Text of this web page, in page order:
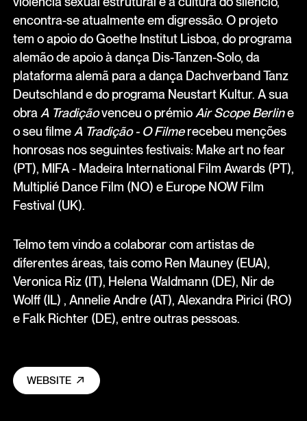
encontra-se atualmente em digressão. O projeto
tem o apoio do Goethe Institut Lisboa, do programa
alemão de apoio à dança Dis-Tanzen-Solo, da
plataforma alemã para a dança Dachverband Tanz
Deutschland e do programa Neustart Kultur. A sua
obra A Tradiçãovenceu o prémio Air Scope Berline
o seu filme A Tradição - O Filmerecebeu menções
honrosas nos seguintes festivais: Make art no fear
(PT), MIFA - Madeira International Film Awards (PT),
Multiplié Dance Film (NO) e Europe NOW Film
Festival (UK).
Telmo tem vindo a colaborar com artistas de
diferentes áreas, tais como Ren Mauney (EUA),
Veronica Riz (IT), Helena Waldmann (DE), Nir de
Wolff (IL) , Annelie Andre (AT), Alexandra Pirici (RO)
e Falk Richter (DE), entre outras pessoas.
WEBSITE